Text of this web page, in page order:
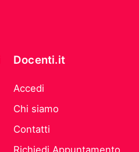
Docenti.it
Accedi
Chi siamo
Contatti